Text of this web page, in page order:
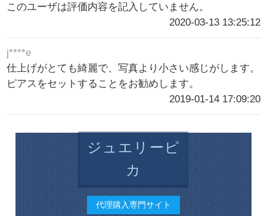
このユーザは評価内容を記入していません。
2020-03-13 13:25:12
j****e
仕上げがとても綺麗で、写真より小さい感じがします。
ピアスをセットすることをお勧めします。
2019-01-14 17:09:20
ジュエリーピ
カ
代理購入専門サイト